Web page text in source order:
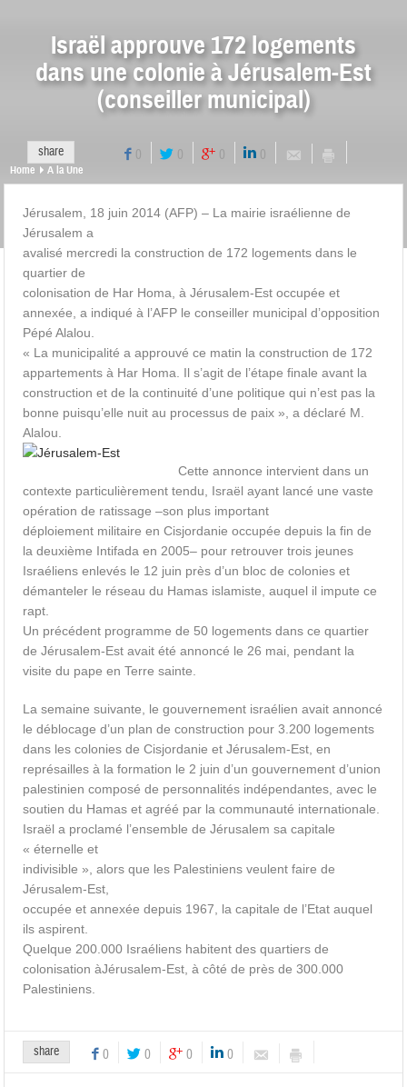
Israël approuve 172 logements
dans une colonie à Jérusalem-Est
(conseiller municipal)
share 0 0 0 0
Home A la Une
Jérusalem, 18 juin 2014 (AFP) – La mairie israélienne de
Jérusalem a
avalisé mercredi la construction de 172 logements dans le
quartier de
colonisation de Har Homa, à Jérusalem-Est occupée et
annexée, a indiqué à l’AFP le conseiller municipal d’opposition
Pépé Alalou.
« La municipalité a approuvé ce matin la construction de 172
appartements à Har Homa. Il s’agit de l’étape finale avant la
construction et de la continuité d’une politique qui n’est pas la
bonne puisqu’elle nuit au processus de paix », a déclaré M.
Alalou.
Cette annonce intervient dans un
contexte particulièrement tendu, Israël ayant lancé une vaste
opération de ratissage –son plus important
déploiement militaire en Cisjordanie occupée depuis la fin de
la deuxième Intifada en 2005– pour retrouver trois jeunes
Israéliens enlevés le 12 juin près d’un bloc de colonies et
démanteler le réseau du Hamas islamiste, auquel il impute ce
rapt.
Un précédent programme de 50 logements dans ce quartier
de Jérusalem-Est avait été annoncé le 26 mai, pendant la
visite du pape en Terre sainte.
La semaine suivante, le gouvernement israélien avait annoncé
le déblocage d’un plan de construction pour 3.200 logements
dans les colonies de Cisjordanie et Jérusalem-Est, en
représailles à la formation le 2 juin d’un gouvernement d’union
palestinien composé de personnalités indépendantes, avec le
soutien du Hamas et agréé par la communauté internationale.
Israël a proclamé l’ensemble de Jérusalem sa capitale
« éternelle et
indivisible », alors que les Palestiniens veulent faire de
Jérusalem-Est,
occupée et annexée depuis 1967, la capitale de l’Etat auquel
ils aspirent.
Quelque 200.000 Israéliens habitent des quartiers de
colonisation àJérusalem-Est, à côté de près de 300.000
Palestiniens.
share 0 0 0 0